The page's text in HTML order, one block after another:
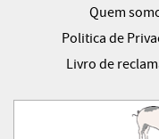
Quem
Politica de
Livro de